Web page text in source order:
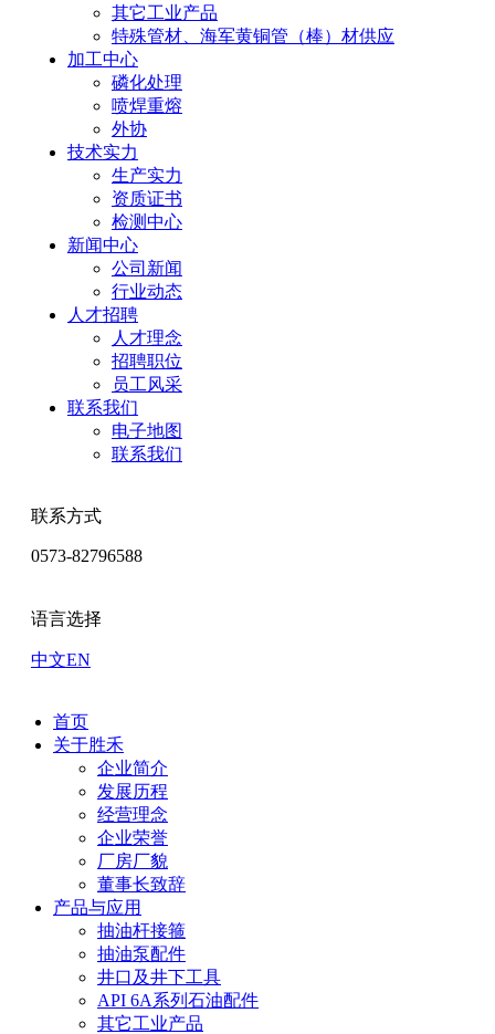
其它工业产品
特殊管材、海军黄铜管（棒）材供应
加工中心
磷化处理
喷焊重熔
外协
技术实力
生产实力
资质证书
检测中心
新闻中心
公司新闻
行业动态
人才招聘
人才理念
招聘职位
员工风采
联系我们
电子地图
联系我们
联系方式
0573-82796588
语言选择
中文EN
首页
关于胜禾
企业简介
发展历程
经营理念
企业荣誉
厂房厂貌
董事长致辞
产品与应用
抽油杆接箍
抽油泵配件
井口及井下工具
API 6A系列石油配件
其它工业产品